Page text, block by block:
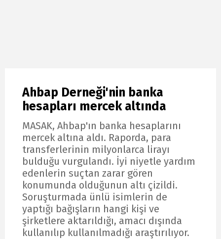
Ahbap Derneği'nin banka
hesapları mercek altında
MASAK, Ahbap'ın banka hesaplarını
mercek altına aldı. Raporda, para
transferlerinin milyonlarca lirayı
bulduğu vurgulandı. İyi niyetle yardım
edenlerin suçtan zarar gören
konumunda olduğunun altı çizildi.
Soruşturmada ünlü isimlerin de
yaptığı bağışların hangi kişi ve
şirketlere aktarıldığı, amacı dışında
kullanılıp kullanılmadığı araştırılıyor.